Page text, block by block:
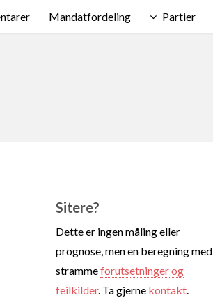
Mandatfordeling Partier
Sitere?
Dette er ingen måling eller
prognose, men en beregning med
strammeforutsetninger og
feilkilder. Ta gjerne kontakt